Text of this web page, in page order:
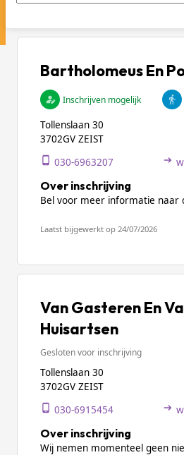
Bartholomeus En
Inschrijven mogelijk
Tollenslaan 30
3702GV ZEIST
030-6963207
Over inschrijving
Bel voor meer informatie naar
Laatst bijgewerkt op 24/07/2026
Van Gasteren En
Huisartsen
Gesloten voor inschrijving
Tollenslaan 30
3702GV ZEIST
030-6915454
Over inschrijving
Wij nemen momenteel geen